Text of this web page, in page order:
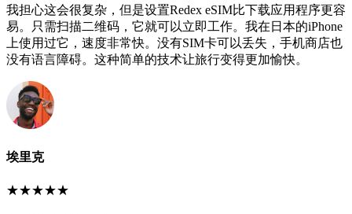
我担心这会很复杂，但是设置Redex eSIM比下载应用程序更容
易。只需扫描二维码，它就可以立即工作。我在日本的iPhone
上使用过它，速度非常快。没有SIM卡可以丢失，手机商店也
没有语言障碍。这种简单的技术让旅行变得更加愉快。
埃里克
★★★★★